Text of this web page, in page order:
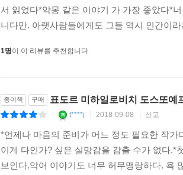
서 읽었다*악몽 같은 이야기 가 가장 좋았다*
니다만. 아랫사람들에게도 그들 역시 인간이
1명이 이 리뷰를 추천합니다.
종이책 구매 표도르 미하일로비치 도스또예
t****j 2018-09-08 신고
*언제나 마음의 준비가 어느 정도 필요한 작
이게 다인가? 싶은 실망감을 감출 수가 없다.*
보인다.악어 이야기도 너무 허무맹랑하다. 욕